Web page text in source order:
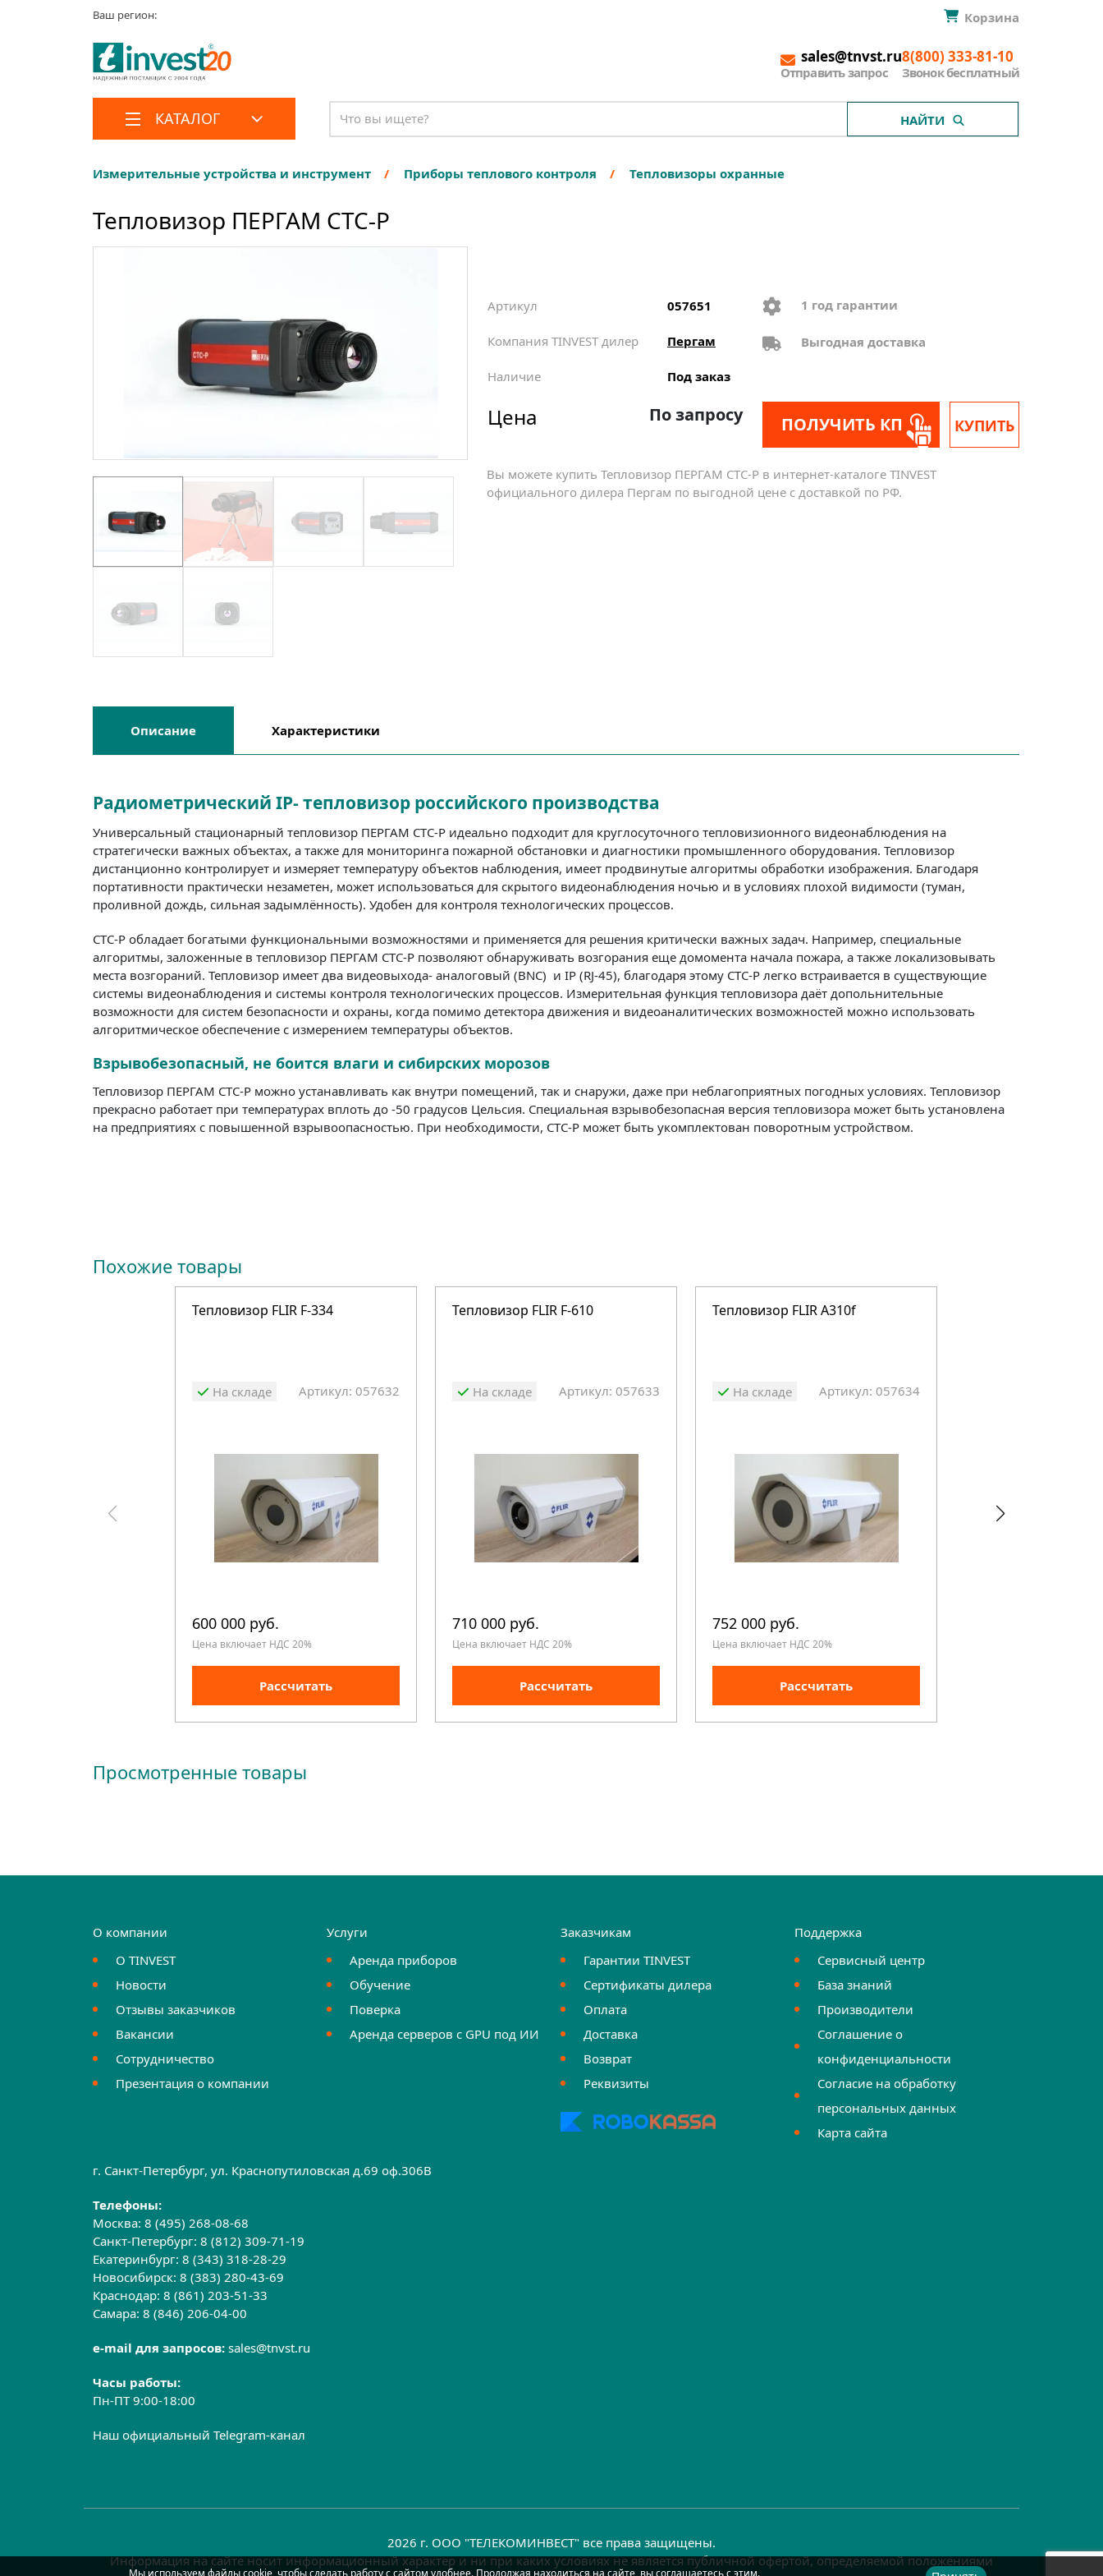
Ваш регион: Корзина
sales@tnvst.ru
Отправить запрос
8(800) 333-81-10
Звонок бесплатный
КАТАЛОГ НАЙТИ
Измерительные устройства и инструмент Приборы теплового контроля Тепловизоры охранные
Тепловизор ПЕРГАМ СТС-Р
Артикул 057651
Компания TINVEST дилер Пергам
Наличие Под заказ
1 год гарантии
Выгодная доставка
Цена По запросу ПОЛУЧИТЬ КП КУПИТЬ
Вы можете купить Тепловизор ПЕРГАМ СТС-Р в интернет-каталоге TINVEST
официального дилера Пергам по выгодной цене с доставкой по РФ.
Описание Характеристики
Радиометрический IP- тепловизор российского производства
Универсальный стационарный тепловизор ПЕРГАМ СТС-Р идеально подходит для круглосуточного тепловизионного видеонаблюдения на
стратегически важных объектах, а также для мониторинга пожарной обстановки и диагностики промышленного оборудования. Тепловизор
дистанционно контролирует и измеряет температуру объектов наблюдения, имеет продвинутые алгоритмы обработки изображения. Благодаря
портативности практически незаметен, может использоваться для скрытого видеонаблюдения ночью и в условиях плохой видимости (туман,
проливной дождь, сильная задымлённость). Удобен для контроля технологических процессов.
СТС-Р обладает богатыми функциональными возможностями и применяется для решения критически важных задач. Например, специальные
алгоритмы, заложенные в тепловизор ПЕРГАМ СТС-Р позволяют обнаруживать возгорания еще домомента начала пожара, а также локализовывать
места возгораний. Тепловизор имеет два видеовыхода- аналоговый (BNC) и IP (RJ-45), благодаря этому СТС-Р легко встраивается в существующие
системы видеонаблюдения и системы контроля технологических процессов. Измерительная функция тепловизора даёт допольнительные
возможности для систем безопасности и охраны, когда помимо детектора движения и видеоаналитических возможностей можно использовать
алгоритмическое обеспечение с измерением температуры объектов.
Взрывобезопасный, не боится влаги и сибирских морозов
Тепловизор ПЕРГАМ СТС-Р можно устанавливать как внутри помещений, так и снаружи, даже при неблагоприятных погодных условиях. Тепловизор
прекрасно работает при температурах вплоть до -50 градусов Цельсия. Специальная взрывобезопасная версия тепловизора может быть установлена
на предприятиях с повышенной взрывоопасностью. При необходимости, СТС-Р может быть укомплектован поворотным устройством.
Похожие товары
Тепловизор FLIR F-334
На складе Артикул: 057632
600 000 руб.
Цена включает НДС 20%
Рассчитать
Тепловизор FLIR F-610
На складе Артикул: 057633
710 000 руб.
Цена включает НДС 20%
Рассчитать
Тепловизор FLIR A310f
На складе Артикул: 057634
752 000 руб.
Цена включает НДС 20%
Рассчитать
Просмотренные товары
О компании
О TINVEST
Новости
Отзывы заказчиков
Вакансии
Сотрудничество
Презентация о компании
Услуги
Аренда приборов
Обучение
Поверка
Аренда серверов с GPU под ИИ
Заказчикам
Гарантии TINVEST
Сертификаты дилера
Оплата
Доставка
Возврат
Реквизиты
Поддержка
Сервисный центр
База знаний
Производители
Соглашение о
конфиденциальности
Согласие на обработку
персональных данных
Карта сайта
г. Санкт-Петербург, ул. Краснопутиловская д.69 оф.306B
Телефоны:
Москва:8 (495) 268-08-68
Санкт-Петербург:8 (812) 309-71-19
Екатеринбург:8 (343) 318-28-29
Новосибирск:8 (383) 280-43-69
Краснодар:8 (861) 203-51-33
Самара:8 (846) 206-04-00
e-mail для запросов:sales@tnvst.ru
Часы работы:
Пн-ПТ 9:00-18:00
Наш официальный Telegram-канал
2026 г. ООО "ТЕЛЕКОМИНВЕСТ" все права защищены.
Информация на сайте носит информационный характер и ни при каких условиях не является публичной офертой, определяемой положениями
Мы используем файлы cookie, чтобы сделать работу с сайтом удобнее. Продолжая находиться на сайте, вы соглашаетесь с этим.